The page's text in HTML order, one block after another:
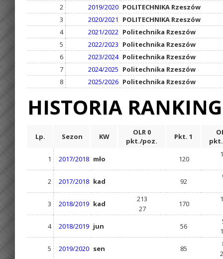
2
2019/2020 POLITECHNIKA Rzeszów
3
2020/2021
POLITECHNIKA Rzeszów
4
2021/2022 Politechnika Rzeszów
5
2022/2023 Politechnika Rzeszów
6
2023/2024 Politechnika Rzeszów
7
2024/2025 Politechnika Rzeszów
8
2025/2026 Politechnika Rzeszów
HISTORIA
Lp. Sezon KW
OLR 0
pkt./poz.
Pkt. 1
1
2017/2018 mło 120
2 2017/2018 kad 92
3
2018/2019 kad
213
27
170
4 2018/2019 jun 56
5
2019/2020 sen 85